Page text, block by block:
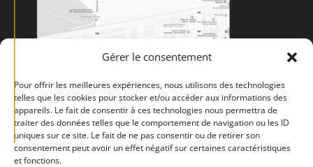
Gérer le consentement
Pour offrir les meilleures expériences, nous utilisons des technologies
telles que les cookies pour stocker et/ou accéder aux informations des
appareils. Le fait de consentir à ces technologies nous permettra de
traiter des données telles que le comportement de navigation ou les ID
uniques sur ce site. Le fait de ne pas consentir ou de retirer son
consentement peut avoir un effet négatif sur certaines caractéristiques
et fonctions.